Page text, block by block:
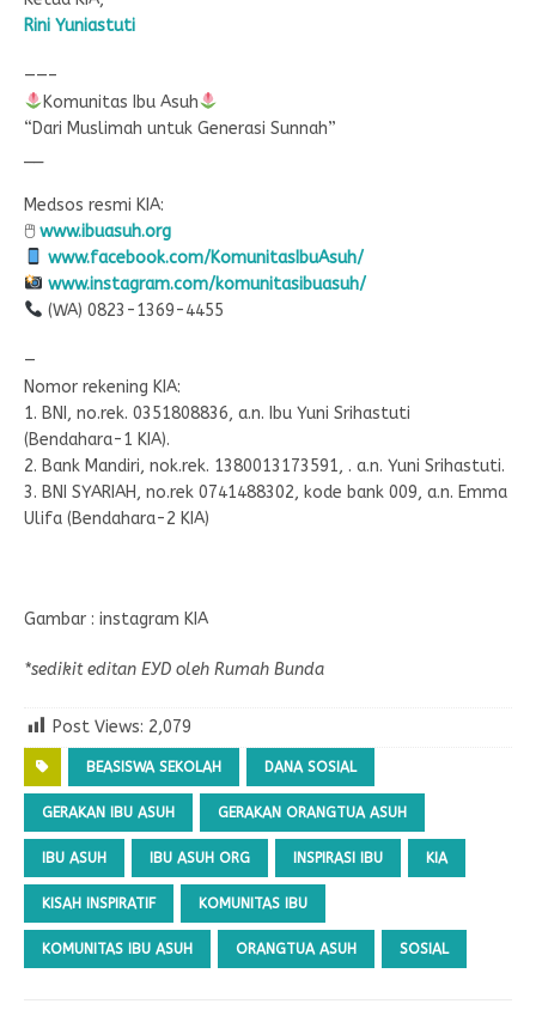
Rini Yuniastuti
——–
Komunitas Ibu Asuh
“Dari Muslimah untuk Generasi Sunnah”
Medsos resmi KIA:
🖱www.ibuasuh.org
www.facebook.com/KomunitasIbuAsuh/
www.instagram.com/komunitasibuasuh/
(WA) 0823-1369-4455
—
Nomor rekening KIA:
1. BNI, no.rek. 0351808836, a.n. Ibu Yuni Srihastuti
(Bendahara-1 KIA).
2. Bank Mandiri, nok.rek. 1380013173591, . a.n. Yuni Srihastuti.
3. BNI SYARIAH, no.rek 0741488302, kode bank 009, a.n. Emma
Ulifa (Bendahara-2 KIA)
Gambar : instagram KIA
*sedikit editan EYD oleh Rumah Bunda
Post Views: 2,079
BEASISWA SEKOLAH DANA SOSIAL
GERAKAN IBU ASUH GERAKAN ORANGTUA ASUH
IBU ASUH IBU ASUH ORG INSPIRASI IBU KIA
KISAH INSPIRATIF KOMUNITAS IBU
KOMUNITAS IBU ASUH ORANGTUA ASUH SOSIAL